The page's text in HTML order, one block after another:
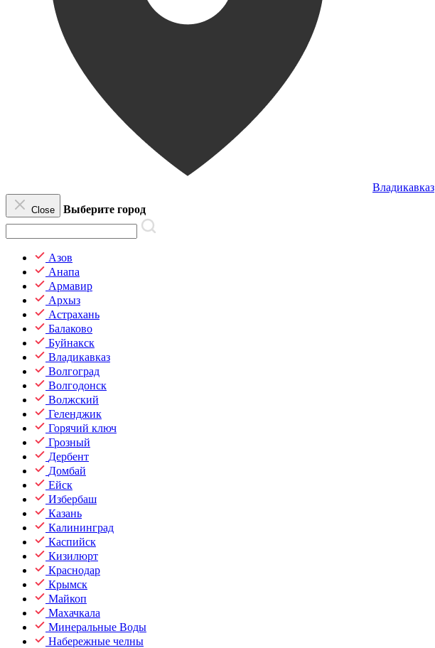
Владикавказ
Close Выберите город
Азов
Анапа
Армавир
Архыз
Астрахань
Балаково
Буйнакск
Владикавказ
Волгоград
Волгодонск
Волжский
Геленджик
Горячий ключ
Грозный
Дербент
Домбай
Ейск
Избербаш
Казань
Калининград
Каспийск
Кизилюрт
Краснодар
Крымск
Майкоп
Махачкала
Минеральные Воды
Набережные челны